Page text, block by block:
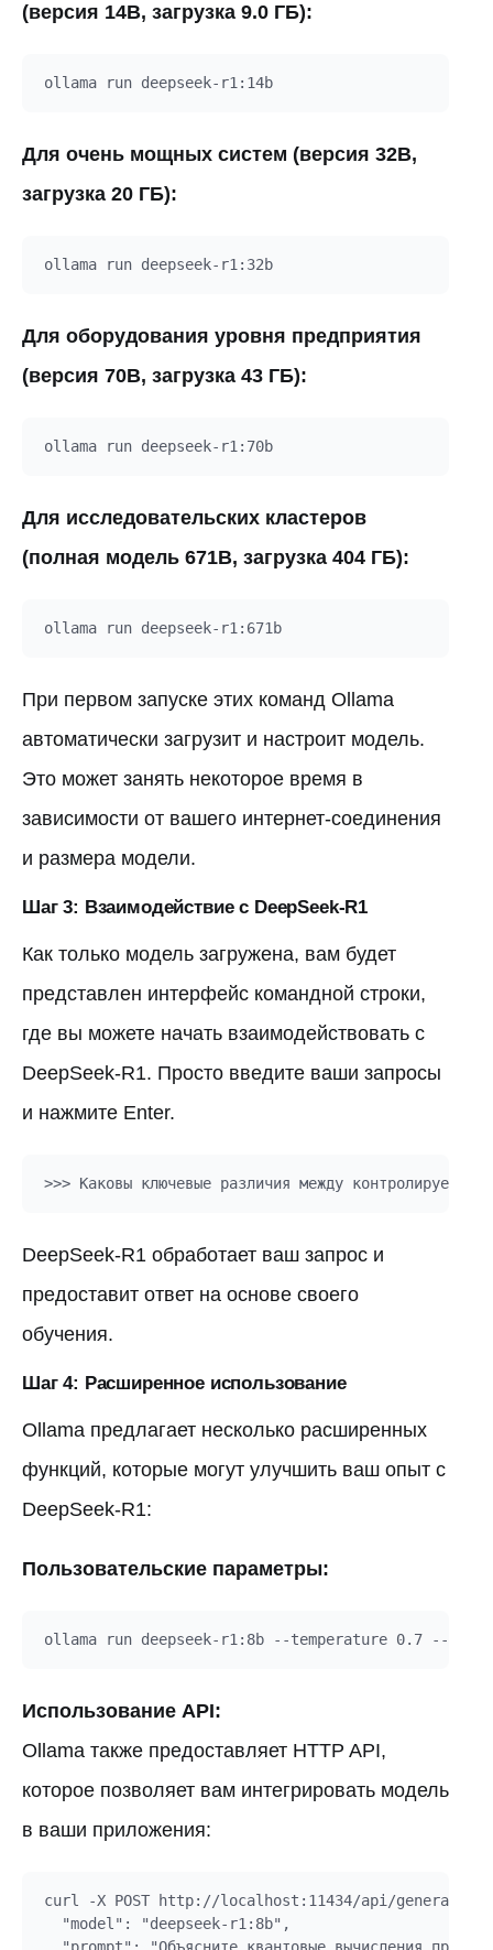
(версия 14B, загрузка 9.0 ГБ):
Для очень мощных систем (версия 32B,
загрузка 20 ГБ):
Для оборудования уровня предприятия
(версия 70B, загрузка 43 ГБ):
Для исследовательских кластеров
(полная модель 671B, загрузка 404 ГБ):
При первом запуске этих команд Ollama
автоматически загрузит и настроит модель.
Это может занять некоторое время в
зависимости от вашего интернет-соединения
и размера модели.
Шаг 3: Взаимодействие с DeepSeek-R1
Как только модель загружена, вам будет
представлен интерфейс командной строки,
где вы можете начать взаимодействовать с
DeepSeek-R1. Просто введите ваши запросы
и нажмите Enter.
DeepSeek-R1 обработает ваш запрос и
предоставит ответ на основе своего
обучения.
Шаг 4: Расширенное использование
Ollama предлагает несколько расширенных
функций, которые могут улучшить ваш опыт с
DeepSeek-R1:
Пользовательские параметры:
Использование API:
Ollama также предоставляет HTTP API,
которое позволяет вам интегрировать модель
в ваши приложения:
curl -X POST http://localhost:11434/api/generate
  "model": "deepseek-r1:8b",